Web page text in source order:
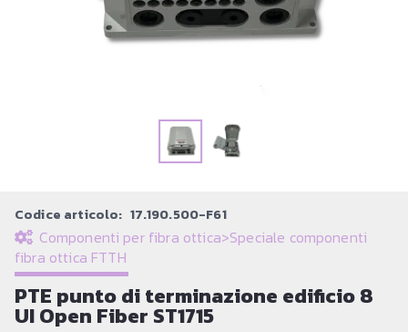
Codice articolo: 17.190.500-F61
Componenti per fibra ottica>Speciale componenti
fibra ottica FTTH
PTE punto di terminazione edificio 8
UI Open Fiber ST1715